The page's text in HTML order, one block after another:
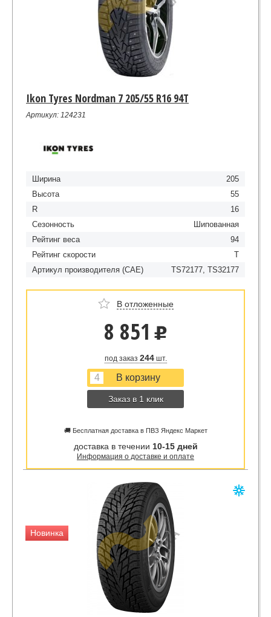
Ikon Tyres Nordman 7 205/55 R16 94T
Артикул: 124231
Ширина
205
Высота
55
R
16
Сезонность
Шипованная
Рейтинг веса
94
Рейтинг скорости
T
Артикул производителя (CAE)
TS72177, TS32177
В отложенные
8 851 u
под заказ 244шт.
Заказ в 1 клик
🚚 Бесплатная доставка в ПВЗ Яндекс Маркет
доставка в течении 10-15 дней
Информация о доставке и оплате
Новинка